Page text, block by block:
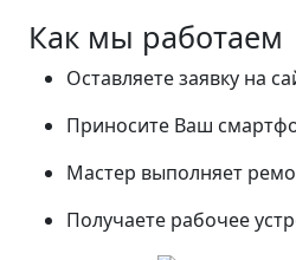
Как мы работаем
Оставляете заявку на
Приносите Ваш
Мастер выполняет
Получаете рабочее